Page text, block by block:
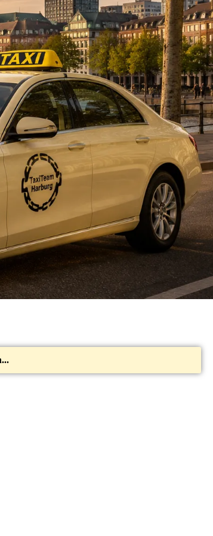
Blog
Fahrt
buchen
DE